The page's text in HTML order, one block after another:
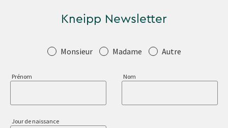
Kneipp Newsletter
SalutationMonsieur Madame Autre
Prénom Nom
Jour de naissance